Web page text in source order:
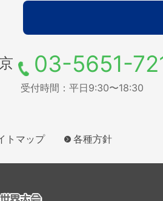
03-5651-
受付時間：平日9:30〜18:30
トマップ 各種方針